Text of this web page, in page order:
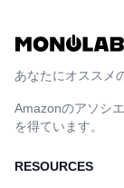
あなたにオススメ
Amazonのアソシ
を得ています。
RESOURCES